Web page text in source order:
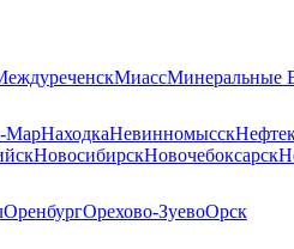
МиассМинеральные
МарНаходкаНевинномысск
НовосибирскНовочебоксарск
ОренбургОрехово-ЗуевоОрск